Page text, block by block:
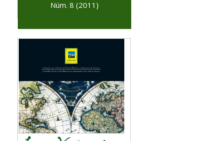
Núm. 8 (2011)